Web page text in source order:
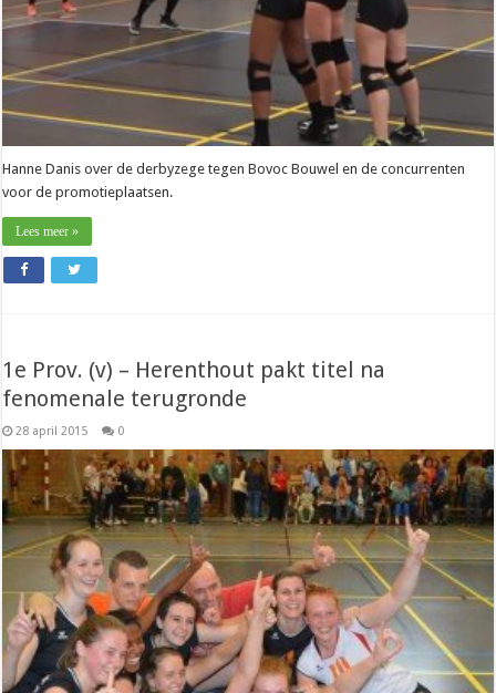
Hanne Danis over de derbyzege tegen Bovoc Bouwel en de concurrenten
voor de promotieplaatsen.
Lees meer »
1e Prov. (v) – Herenthout pakt titel na
fenomenale terugronde
28 april 2015 0